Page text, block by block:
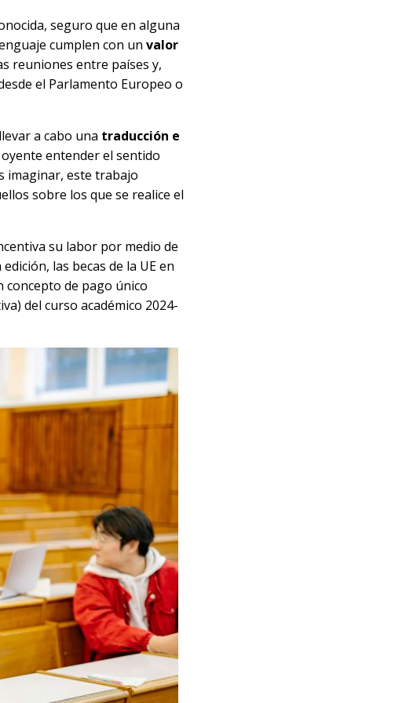
seguro que en alguna
cumplen con un valor
reuniones entre países y,
el Parlamento Europeo o
a cabo una traducción e
entender el sentido
imaginar, este trabajo
sobre los que se realice el
su labor por medio de
las becas de la UE en
concepto de pago único
del curso académico 2024-